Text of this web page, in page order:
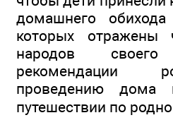
домашнего
которых отражены
народов
рекомендации
проведению дома
путешествии по